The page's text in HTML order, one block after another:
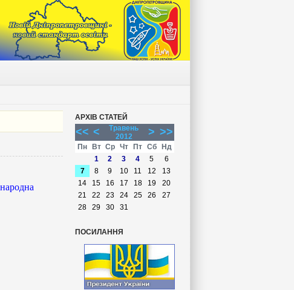
АРХІВ СТАТЕЙ
<< <
Травень
2012
> >>
Пн Вт Ср Чт Пт Сб
Нд
1
2 3 4 5
6
7
8 9 10 11 12
13
14
15 16 17 18 19
20
21
22 23 24 25 26
27
28
29 30 31
ПОСИЛАННЯ